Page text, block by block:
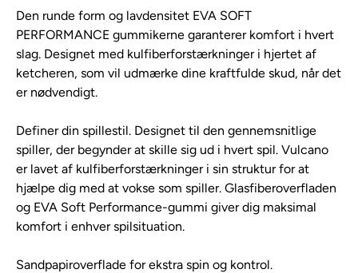
Den runde form og lavdensitet EVA SOFT
PERFORMANCE gummikerne garanterer komfort i hvert
slag. Designet med kulfiberforstærkninger i hjertet af
ketcheren, som vil udmærke dine kraftfulde skud, når det
er nødvendigt.
Definer din spillestil. Designet til den gennemsnitlige
spiller, der begynder at skille sig ud i hvert spil. Vulcano
er lavet af kulfiberforstærkninger i sin struktur for at
hjælpe dig med at vokse som spiller. Glasfiberoverfladen
og EVA Soft Performance-gummi giver dig maksimal
komfort i enhver spilsituation.
Sandpapiroverflade for ekstra spin og kontrol.